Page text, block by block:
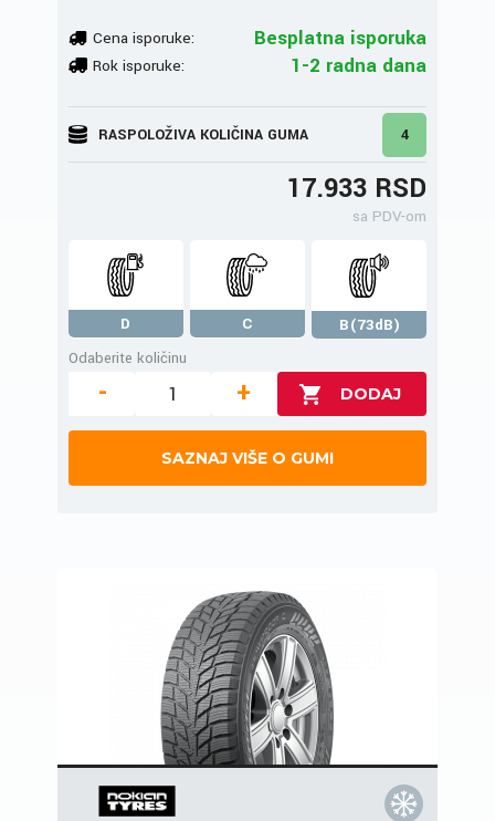
Cena isporuke: Besplatna isporuka
Rok isporuke: 1-2 radna dana
RASPOLOŽIVA KOLIČINA GUMA 4
17.933 RSD
sa PDV-om
D C
B(73dB)
Odaberite količinu
- +
SAZNAJ VIŠE O GUMI